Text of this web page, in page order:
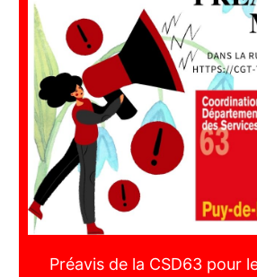
Préavis de la CSD63 pour